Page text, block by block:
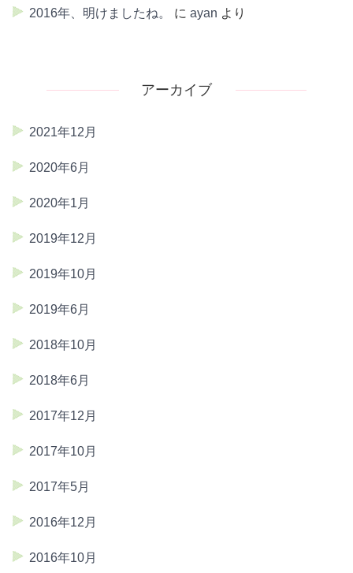
2016年、明けましたね。 に ayan より
アーカイブ
2021年12月
2020年6月
2020年1月
2019年12月
2019年10月
2019年6月
2018年10月
2018年6月
2017年12月
2017年10月
2017年5月
2016年12月
2016年10月